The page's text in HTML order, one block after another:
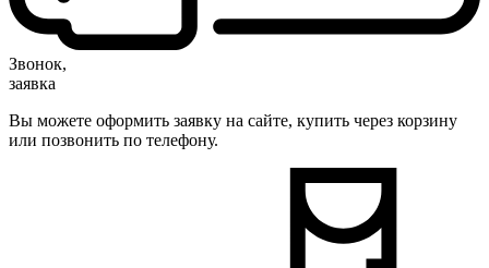
Звонок,
заявка
Вы можете оформить заявку на сайте, купить через корзину
или позвонить по телефону.